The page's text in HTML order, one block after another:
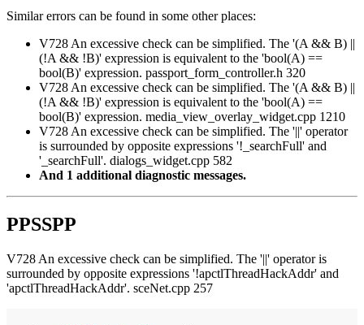
Similar errors can be found in some other places:
V728 An excessive check can be simplified. The '(A && B) ||
(!A && !B)' expression is equivalent to the 'bool(A) ==
bool(B)' expression. passport_form_controller.h 320
V728 An excessive check can be simplified. The '(A && B) ||
(!A && !B)' expression is equivalent to the 'bool(A) ==
bool(B)' expression. media_view_overlay_widget.cpp 1210
V728 An excessive check can be simplified. The '||' operator
is surrounded by opposite expressions '!_searchFull' and
'_searchFull'. dialogs_widget.cpp 582
And 1 additional diagnostic messages.
PPSSPP
V728 An excessive check can be simplified. The '||' operator is
surrounded by opposite expressions '!apctlThreadHackAddr' and
'apctlThreadHackAddr'. sceNet.cpp 257